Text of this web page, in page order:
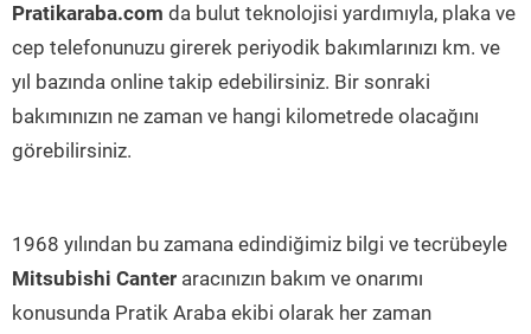
Pratikaraba.com da bulut teknolojisi yardımıyla, plaka ve
cep telefonunuzu girerek periyodik bakımlarınızı km. ve
yıl bazında online takip edebilirsiniz. Bir sonraki
bakımınızın ne zaman ve hangi kilometrede olacağını
görebilirsiniz.
1968 yılından bu zamana edindiğimiz bilgi ve tecrübeyle
Mitsubishi Canter aracınızın bakım ve onarımı
konusunda Pratik Araba ekibi olarak her zaman